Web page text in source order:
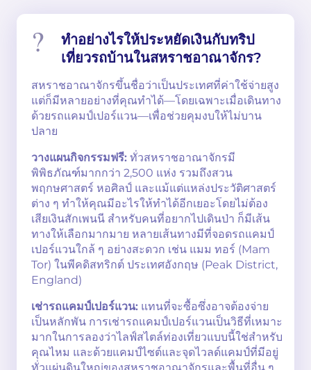
ทำอย่างไรให้ประหยัดเงินกับทริป
เที่ยวรถบ้านในสหราชอาณาจักร?
สหราชอาณาจักรขึ้นชื่อว่าเป็นประเทศที่ค่าใช้จ่ายสูง
แต่ก็มีหลายอย่างที่คุณทำได้—โดยเฉพาะเมื่อเดินทาง
ด้วยรถแคมป์เปอร์แวน—เพื่อช่วยคุมงบให้ไม่บาน
ปลาย
วางแผนกิจกรรมฟรี: ทั่วสหราชอาณาจักรมี
พิพิธภัณฑ์มากกว่า 2,500 แห่ง รวมถึงสวน
พฤกษศาสตร์ หอศิลป์ และแม้แต่แหล่งประวัติศาสตร์
ต่าง ๆ ทำให้คุณมีอะไรให้ทำได้อีกเยอะโดยไม่ต้อง
เสียเงินสักเพนนี สำหรับคนที่อยากไปเดินป่า ก็มีเส้น
ทางให้เลือกมากมาย หลายเส้นทางมีที่จอดรถแคมป์
เปอร์แวนใกล้ ๆ อย่างสะดวก เช่น แมม ทอร์ (Mam
Tor) ในพีคดิสทริกต์ ประเทศอังกฤษ (Peak District,
England)
เช่ารถแคมป์เปอร์แวน: แทนที่จะซื้อซึ่งอาจต้องจ่าย
เป็นหลักพัน การเช่ารถแคมป์เปอร์แวนเป็นวิธีที่เหมาะ
มากในการลองว่าไลฟ์สไตล์ท่องเที่ยวแบบนี้ใช่สำหรับ
คุณไหม และด้วยแคมป์ไซต์และจุดไวลด์แคมป์ที่มีอยู่
ทั่วแผ่นดินใหญ่ของสหราชอาณาจักรและพื้นที่อื่น ๆ